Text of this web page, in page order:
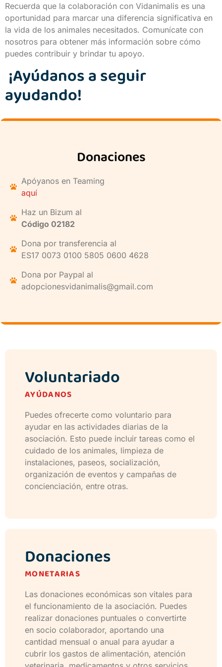
Recuerda que la colaboración con Vidanimalis es una
oportunidad para marcar una diferencia significativa en
la vida de los animales necesitados. Comunícate con
nosotros para obtener más información sobre cómo
puedes contribuir y brindar tu apoyo.
¡Ayúdanos a seguir
ayudando!
Donaciones
Apóyanos en Teaming
aquí
Haz un Bizum al
Código 02182
Dona por transferencia al
ES17 0073 0100 5805 0600 4628
Dona por Paypal al
adopcionesvidanimalis@gmail.com
Voluntariado
AYÚDANOS
Puedes ofrecerte como voluntario para
ayudar en las actividades diarias de la
asociación. Esto puede incluir tareas como el
cuidado de los animales, limpieza de
instalaciones, paseos, socialización,
organización de eventos y campañas de
concienciación, entre otras.
Donaciones
MONETARIAS
Las donaciones económicas son vitales para
el funcionamiento de la asociación. Puedes
realizar donaciones puntuales o convertirte
en socio colaborador, aportando una
cantidad mensual o anual para ayudar a
cubrir los gastos de alimentación, atención